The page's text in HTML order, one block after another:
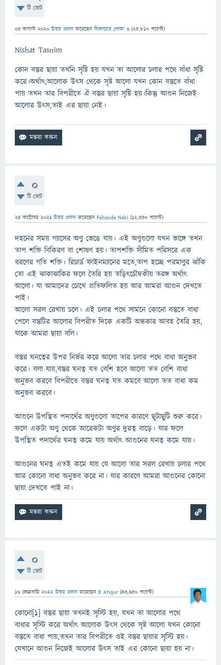
টি ভোট
05 অগাস্ট 2020 উত্তর প্রদান করেছেনবিজ্ঞানের পোকা ৩ (25,810 পয়েন্ট)
Nishat Tasnim
কোন বস্তুর ছায়া তখনি সৃষ্টি হয় যখন তা আলোর চলার পথে বাঁধা সৃষ্টি
করে।অর্থাৎ,আলোক উৎস থেকে সৃষ্ট আলো যখন কোন বস্তুতে বাঁধা
পায় তখন তার বিপরীতে ঐ বস্তুর ছায়া সৃষ্টি হয়।কিন্তু আগুন নিজেই
আলোর উৎস,তাই এর ছায়া নেই।
0
টি ভোট
24 অক্টোবর 2021 উত্তর প্রদান করেছেন Fahmida Nabi (12,550 পয়েন্ট)
দহনের সময় গ্যাসের অণু ভেঙে যায়। এই অণুগুলো যখন ভাঙ্গে তখন
তাপ শক্তি বিকিরণ বা শোষণ হয়। তাপশক্তি সীমিত পরিসরে এক
ধরণের গতি শক্তি। রিচার্ড ফাইনম্যানের মতে,তাপ হচ্ছে পরমাণুর ঝাঁকি
তো এই ঝাকাঝাকির ফলে তৈরি হয় তড়িৎচৌম্বকীয় তরঙ্গ অর্থাৎ
আলো। যা আমাদের চোখে প্রতিফলিত হয় আর আমরা আগুন দেখতে
পাই।
আলো সরল রেখায় চলে। এই চলার পথে সামনে কোনো বস্তুতে বাধা
পেলে বস্তুটির আলোর বিপরীত দিকে একটি অন্ধকার আবহ তৈরি হয়,
যাকে আমরা ছায়া বলি।
বস্তুর ঘনত্বের উপর নির্ভর করে আলো তার চলার পথে বাধা অনুভব
করে। বলা যায়,বস্তুর ঘনত্ব যত বেশি হবে আলো তত বেশি বাধা
অনুভব করবে বিপরীতে বস্তুর ঘনত্ব যত কমবে আলো তত বাধা কম
অনুভব করবে।
আগুনে উপস্থিত পদার্থের অণুগুলো তাপের কারণে ছূটাছুটি শুরু করে।
ফলে একটা অণু থেকে আরেকটা অণুর দুরত্ব বাড়ে। যার ফলে
উপস্থিত পদার্থের ঘনত্ব কমে যায় অর্থাৎ আগুনের ঘনত্ব কমে যায়।
আগুনের ঘনত্ব এতই কমে যায় যে আলো তার সরল রেখায় চলার পথে
আর কোনো বাধা অনুভব করে না। যার কারণে আমরা আগুনের কোনো
ছায়া দেখতে পাই না।
0
টি ভোট
16 ফেব্রুয়ারি 2022 উত্তর প্রদান করেছেন R Atiqur (43,950 পয়েন্ট)
কোনো[1] বস্তুর ছায়া তখনই সৃস্টি হয়, যখন তা আলোর পথে
বাধার সৃস্টি করে অর্থাৎ আলোক উৎস থেকে সৃষ্ট আলো যখন কোনো
বস্তুতে বাধা পায়,তখন তার বিপরীতে ওই বস্তুর ছায়ার সৃস্টি হয়।
যেখানে আগুন নিজেই আলোর উৎস তাই এর কোনো ছায়া হয় না।